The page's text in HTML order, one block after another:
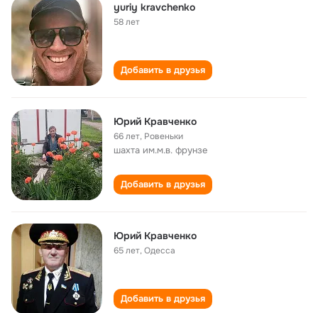
yuriy kravchenko
58 лет
Добавить в друзья
Юрий Кравченко
66 лет, Ровеньки
шахта им.м.в. фрунзе
Добавить в друзья
Юрий Кравченко
65 лет,Одесса
Добавить в друзья